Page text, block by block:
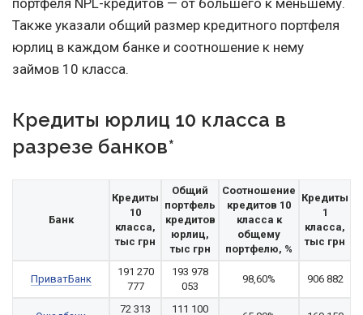
портфеля NPL-кредитов — от большего к меньшему.
Также указали общий размер кредитного портфеля
юрлиц в каждом банке и соотношение к нему
займов 10 класса.
Кредиты юрлиц 10 класса в
разрезе банков*
Банк
Кредиты
10
класса,
тыс грн
Общий
портфель
кредитов
юрлиц,
тыс грн
Соотношение
кредитов 10
класса к
общему
портфелю, %
Кредиты
1
класса,
тыс грн
ПриватБанк
191 270
777
193 978
053
98,60% 906 882
72 313 111 100